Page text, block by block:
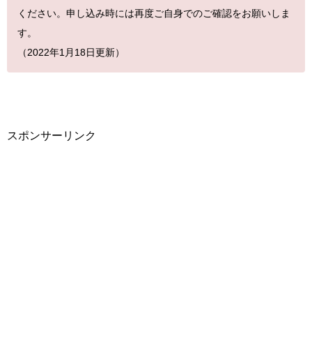
ください。申し込み時には再度ご自身でのご確認をお願いしま
す。
（2022年1月18日更新）
スポンサーリンク